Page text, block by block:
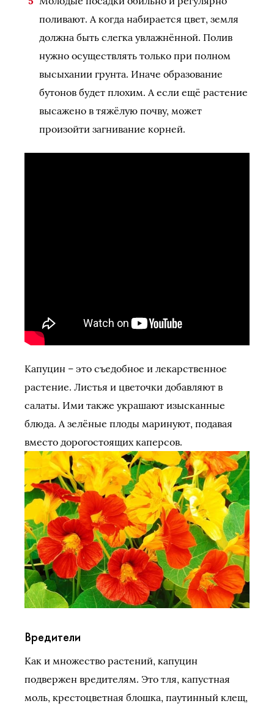
поливают. А когда набирается цвет, земля
должна быть слегка увлажнённой. Полив
нужно осуществлять только при полном
высыхании грунта. Иначе образование
бутонов будет плохим. А если ещё растение
высажено в тяжёлую почву, может
произойти загнивание корней.
Капуцин – это съедобное и лекарственное
растение. Листья и цветочки добавляют в
салаты. Ими также украшают изысканные
блюда. А зелёные плоды маринуют, подавая
вместо дорогостоящих каперсов.
Вредители
Как и множество растений, капуцин
подвержен вредителям. Это тля, капустная
моль, крестоцветная блошка, паутинный клещ,